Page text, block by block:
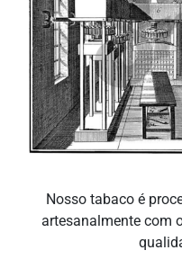
Nosso tabaco é
artesanalmente com